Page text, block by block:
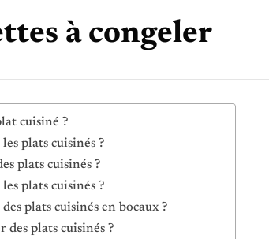
à congeler
cuisiné ?
plats cuisinés ?
plats cuisinés ?
plats cuisinés ?
plats cuisinés en bocaux ?
des plats cuisinés ?